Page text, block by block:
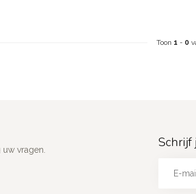
Toon 1 - 0
vragen. Schrijf